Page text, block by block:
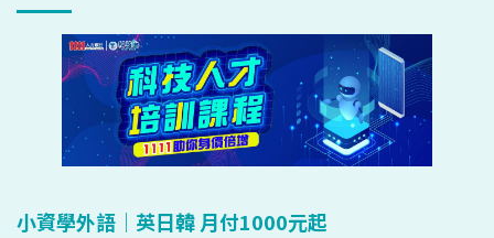
小資學外語｜英日韓 月付1000元起